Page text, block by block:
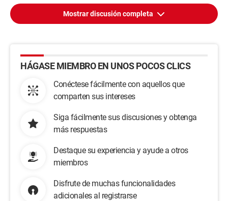
Mostrar discusión completa
HÁGASE MIEMBRO EN UNOS POCOS CLICS
Conéctese fácilmente con aquellos que
comparten sus intereses
Siga fácilmente sus discusiones y obtenga
más respuestas
Destaque su experiencia y ayude a otros
miembros
Disfrute de muchas funcionalidades
adicionales al registrarse